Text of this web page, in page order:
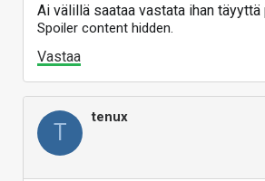
Ai välillä saataa vastata ihan täyyttä
Spoiler content hidden.
Vastaa
T
tenux